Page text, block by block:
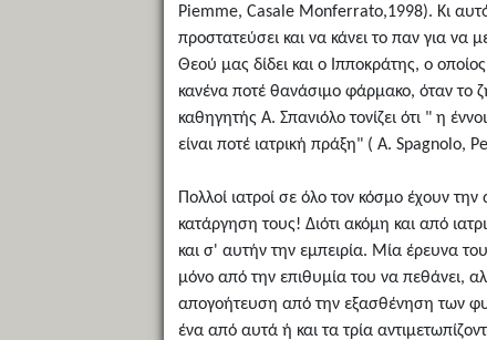
Piemme, Casale Monferrato,1998). Κι αυτό
προστατεύσει και να κάνει το παν για
Θεού μας δίδει και ο Ιπποκράτης, ο
κανένα ποτέ θανάσιμο φάρμακο, όταν το
καθηγητής Α. Σπανιόλο τονίζει ότι " η
είναι ποτέ ιατρική πράξη" ( A.
Πολλοί ιατροί σε όλο τον κόσμο έχουν
κατάργηση τους! Διότι ακόμη και από
και σ' αυτήν την εμπειρία. Μία έρευνα
μόνο από την επιθυμία του να πεθάνει,
απογοήτευση από την εξασθένηση των
ένα από αυτά ή και τα τρία